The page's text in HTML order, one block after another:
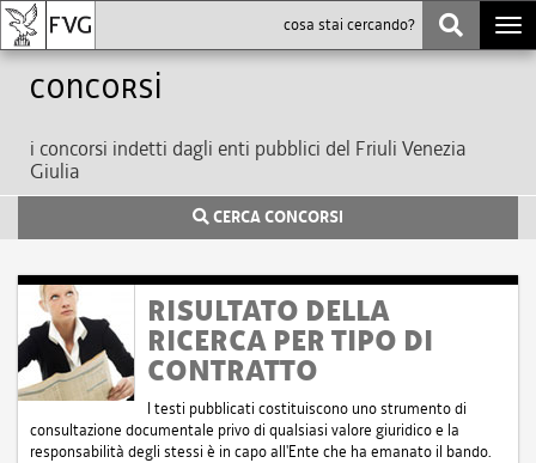
Concorsi
i concorsi indetti dagli enti pubblici del Friuli Venezia
Giulia
CERCA CONCORSI
RISULTATO DELLA
RICERCA PER TIPO DI
CONTRATTO
I testi pubblicati costituiscono uno strumento di
consultazione documentale privo di qualsiasi valore giuridico e la
responsabilità degli stessi è in capo all'Ente che ha emanato il bando.